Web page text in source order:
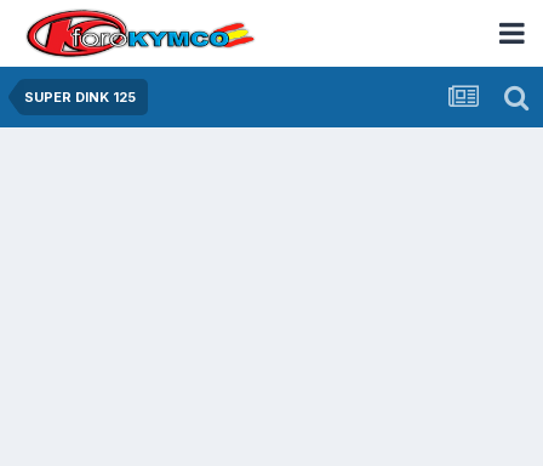
SUPER DINK 125